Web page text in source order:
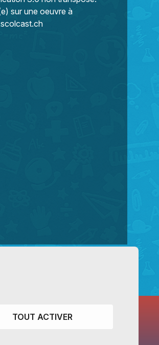
sur une oeuvre à
TOUT ACTIVER